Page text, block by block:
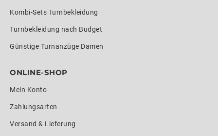
Kombi-Sets Turnbekleidung
Turnbekleidung nach Budget
Günstige Turnanzüge Damen
ONLINE-SHOP
Mein Konto
Zahlungsarten
Versand & Lieferung